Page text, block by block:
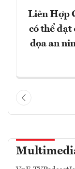
Liên Hợp
có thể đạt
dọa an